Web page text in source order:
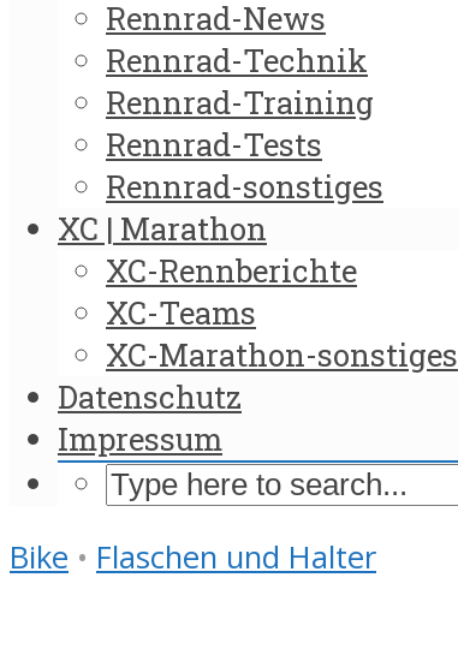
Rennrad-News
Rennrad-Technik
Rennrad-Training
Rennrad-Tests
Rennrad-sonstiges
XC | Marathon
XC-Rennberichte
XC-Teams
XC-Marathon-sonstiges
Datenschutz
Impressum
Bike • Flaschen und Halter